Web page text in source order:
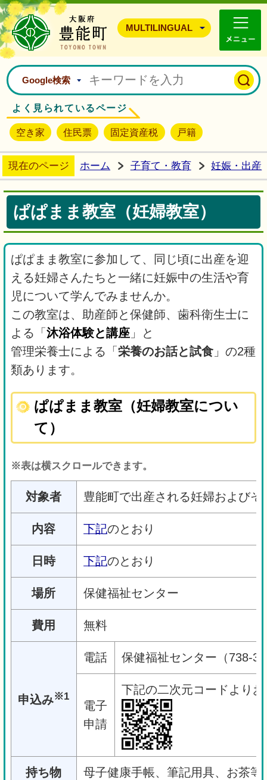
豊能町ホームページ
MULTILINGUAL
Google検索
よく見られているページ
空き家 住民票 固定資産税 戸籍
現在のページ ホーム 子育て・教育 妊娠・出産
ぱぱまま教室（妊婦教室）
ぱぱまま教室に参加して、同じ頃に出産を迎
える妊婦さんたちと一緒に妊娠中の生活や育
児について学んでみませんか。
この教室は、助産師と保健師、歯科衛生士に
よる「沐浴体験と講座」と
管理栄養士による「栄養のお話と試食」の2種
類あります。
ぱぱまま教室（妊婦教室につい
て）
※表は横スクロールできます。
対象者 豊能町で出産される妊婦およびそ
内容 下記のとおり
日時 下記のとおり
場所 保健福祉センター
費用 無料
申込み※1
電話 保健福祉センター（738-
電子
申請
下記の二次元コードより
持ち物 母子健康手帳、筆記用具、お茶等